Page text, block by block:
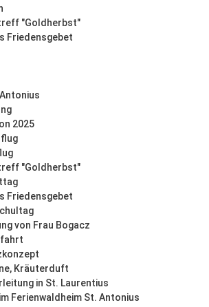
"Goldherbst"
Friedensgebet
2025
"Goldherbst"
Friedensgebet
von Frau Bogacz
Kräuterduft
in St. Laurentius
Ferienwaldheim St. Antonius